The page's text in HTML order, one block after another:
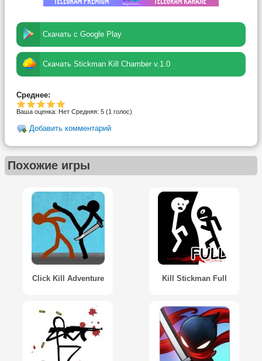
Скачать с Google Play
Скачать Stickman Kill Chamber v.1.0
Среднее:
Ваша оценка: Нет Средняя: 5 (1 голос)
Добавить комментарий
Похожие игры
Click Kill Adventure Kill Stickman Full